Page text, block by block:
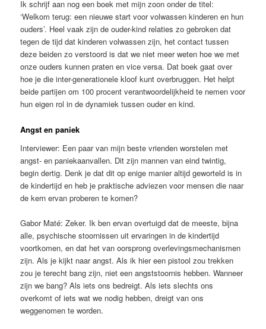
Ik schrijf aan nog een boek met mijn zoon onder de titel:
‘Welkom terug: een nieuwe start voor volwassen kinderen en hun
ouders’. Heel vaak zijn de ouder-kind relaties zo gebroken dat
tegen de tijd dat kinderen volwassen zijn, het contact tussen
deze beiden zo verstoord is dat we niet meer weten hoe we met
onze ouders kunnen praten en vice versa. Dat boek gaat over
hoe je die inter-generationele kloof kunt overbruggen. Het helpt
beide partijen om 100 procent verantwoordelijkheid te nemen voor
hun eigen rol in de dynamiek tussen ouder en kind.
Angst en paniek
Interviewer: Een paar van mijn beste vrienden worstelen met
angst- en paniekaanvallen. Dit zijn mannen van eind twintig,
begin dertig. Denk je dat dit op enige manier altijd geworteld is in
de kindertijd en heb je praktische adviezen voor mensen die naar
de kern ervan proberen te komen?
Gabor Maté: Zeker. Ik ben ervan overtuigd dat de meeste, bijna
alle, psychische stoornissen uit ervaringen in de kindertijd
voortkomen, en dat het van oorsprong overlevingsmechanismen
zijn. Als je kijkt naar angst. Als ik hier een pistool zou trekken
zou je terecht bang zijn, niet een angststoornis hebben. Wanneer
zijn we bang? Als iets ons bedreigt. Als iets slechts ons
overkomt of iets wat we nodig hebben, dreigt van ons
weggenomen te worden.